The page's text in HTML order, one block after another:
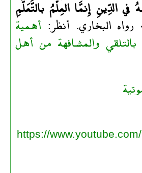
في الدِّينِ إِنمَّا العِلْمُ بالتَّعَلُّمِ
البخاري. أنظر: أهمية
والمشافهة من أهل
https://